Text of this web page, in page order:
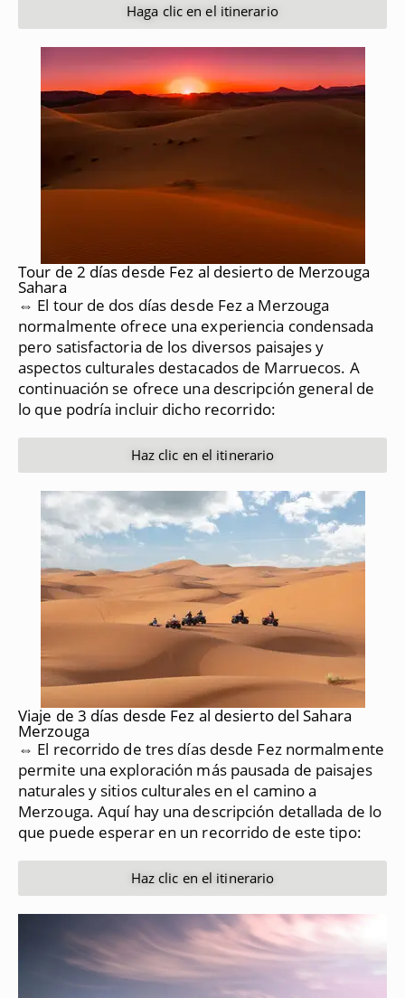
Haga clic en el itinerario
Tour de 2 días desde Fez al desierto de Merzouga
Sahara
⇔ El tour de dos días desde Fez a Merzouga
normalmente ofrece una experiencia condensada
pero satisfactoria de los diversos paisajes y
aspectos culturales destacados de Marruecos. A
continuación se ofrece una descripción general de
lo que podría incluir dicho recorrido:
Haz clic en el itinerario
Viaje de 3 días desde Fez al desierto del Sahara
Merzouga
⇔ El recorrido de tres días desde Fez normalmente
permite una exploración más pausada de paisajes
naturales y sitios culturales en el camino a
Merzouga. Aquí hay una descripción detallada de lo
que puede esperar en un recorrido de este tipo:
Haz clic en el itinerario